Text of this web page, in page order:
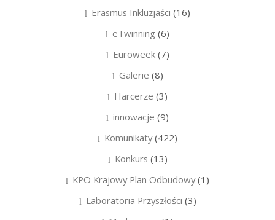
Erasmus Inkluzjaści (16)
eTwinning (6)
Euroweek(7)
Galerie (8)
Harcerze (3)
innowacje (9)
Komunikaty(422)
Konkurs (13)
KPO Krajowy Plan Odbudowy(1)
Laboratoria Przyszłości (3)